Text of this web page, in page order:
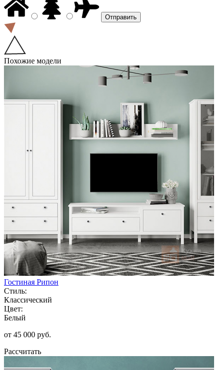
Похожие модели
Гостиная Рипон
Стиль:
Классический
Цвет:
Белый
от 45 000 руб.
Рассчитать